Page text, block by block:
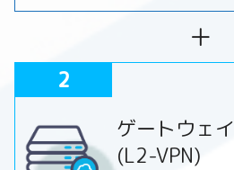
＋
2
ゲートウェ
(L2-VPN)